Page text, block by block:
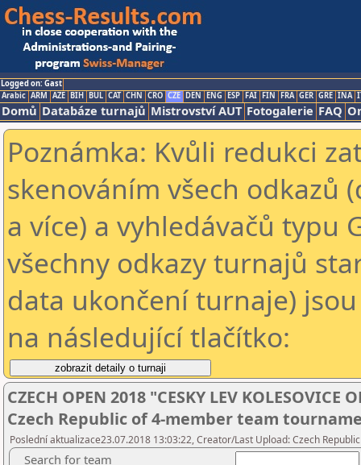
Logged on: Gast
Arabic ARM AZE BIH BUL CAT CHN CRO CZE DEN ENG ESP FAI FIN FRA GER GRE INA
Domů Databáze turnajů Mistrovství AUT Fotogalerie FAQ
Poznámka: Kvůli redukci
skenováním všech odkazů
a více) a vyhledávačů typu
všechny odkazy turnajů
data ukončení turnaje)
na následující tlačítko:
CZECH OPEN 2018 "CESKY LEV
Czech Republic of 4-member team
Poslední aktualizace23.07.2018 13:03:22, Creator/Last Upload: Czech
Search for team